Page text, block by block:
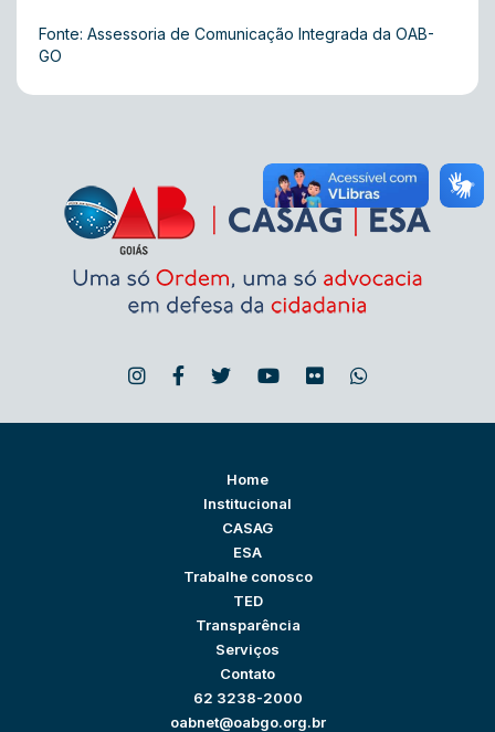
Fonte: Assessoria de Comunicação Integrada da OAB-
GO
Home
Institucional
CASAG
ESA
Trabalhe conosco
TED
Transparência
Serviços
Contato
62 3238-2000
oabnet@oabgo.org.br